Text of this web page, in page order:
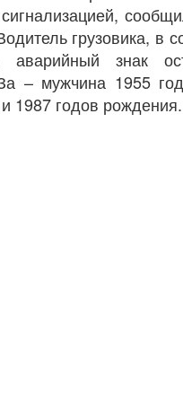
грузовика, в
знак
– мужчина 1955
1987 годов рождения.